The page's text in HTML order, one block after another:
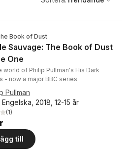
Book of Dust
Sauvage: The Book of Dust
One
world of Philip Pullman's His Dark
- now a major BBC series
Pullman
2018, 12-15 år
5 stjärnor. Totalt antal röster:
(1)
till